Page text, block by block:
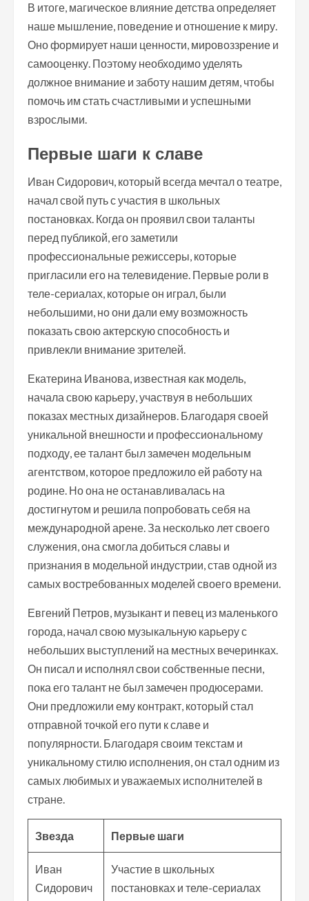
В итоге, магическое влияние детства определяет
наше мышление, поведение и отношение к миру.
Оно формирует наши ценности, мировоззрение и
самооценку. Поэтому необходимо уделять
должное внимание и заботу нашим детям, чтобы
помочь им стать счастливыми и успешными
взрослыми.
Первые шаги к славе
Иван Сидорович, который всегда мечтал о театре,
начал свой путь с участия в школьных
постановках. Когда он проявил свои таланты
перед публикой, его заметили
профессиональные режиссеры, которые
пригласили его на телевидение. Первые роли в
теле-сериалах, которые он играл, были
небольшими, но они дали ему возможность
показать свою актерскую способность и
привлекли внимание зрителей.
Екатерина Иванова, известная как модель,
начала свою карьеру, участвуя в небольших
показах местных дизайнеров. Благодаря своей
уникальной внешности и профессиональному
подходу, ее талант был замечен модельным
агентством, которое предложило ей работу на
родине. Но она не останавливалась на
достигнутом и решила попробовать себя на
международной арене. За несколько лет своего
служения, она смогла добиться славы и
признания в модельной индустрии, став одной из
самых востребованных моделей своего времени.
Евгений Петров, музыкант и певец из маленького
города, начал свою музыкальную карьеру с
небольших выступлений на местных вечеринках.
Он писал и исполнял свои собственные песни,
пока его талант не был замечен продюсерами.
Они предложили ему контракт, который стал
отправной точкой его пути к славе и
популярности. Благодаря своим текстам и
уникальному стилю исполнения, он стал одним из
самых любимых и уважаемых исполнителей в
стране.
Звезда Первые шаги
Иван
Сидорович
Участие в школьных
постановках и теле-сериалах